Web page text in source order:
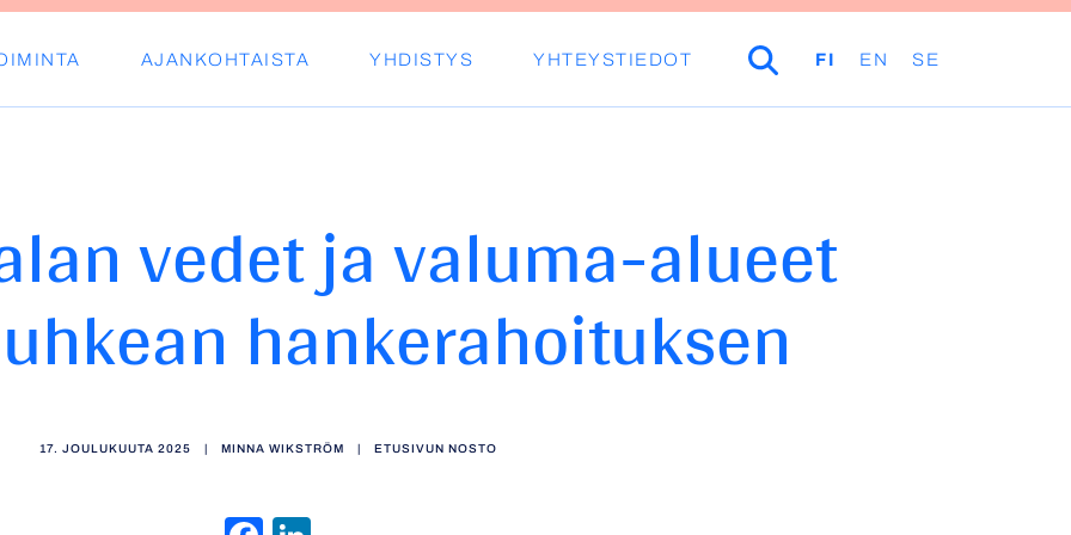
ry
AJANKOHTAISTA YHDISTYS YHTEYSTIEDOT HAKU
FI EN SE
vedet ja valuma-alueet
hankerahoituksen
17. JOULUKUUTA 2025 | MINNA WIKSTRÖM | ETUSIVUN NOSTO